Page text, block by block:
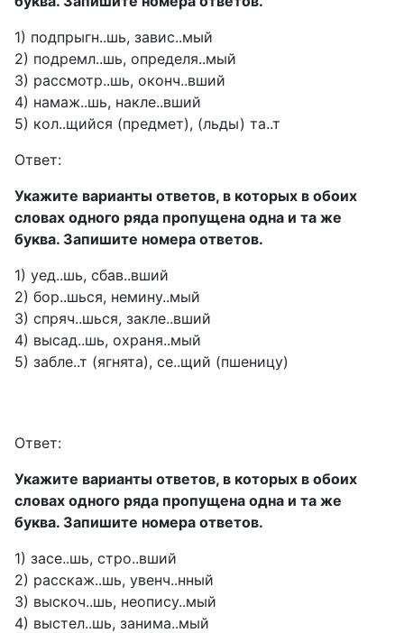
1) подпрыгн..шь, завис..мый
2) подремл..шь, определя..мый
3) рассмотр..шь, оконч..вший
4) намаж..шь, накле..вший
5) кол..щийся (предмет), (льды) та..т
Ответ:
Укажите варианты ответов, в которых в обоих
словах одного ряда пропущена одна и та же
буква. Запишите номера ответов.
1) уед..шь, сбав..вший
2) бор..шься, немину..мый
3) спряч..шься, закле..вший
4) высад..шь, охраня..мый
5) забле..т (ягнята), се..щий (пшеницу)
Ответ:
Укажите варианты ответов, в которых в обоих
словах одного ряда пропущена одна и та же
буква. Запишите номера ответов.
1) засе..шь, стро..вший
2) расскаж..шь, увенч..нный
3) выскоч..шь, неопису..мый
4) выстел..шь, занима..мый